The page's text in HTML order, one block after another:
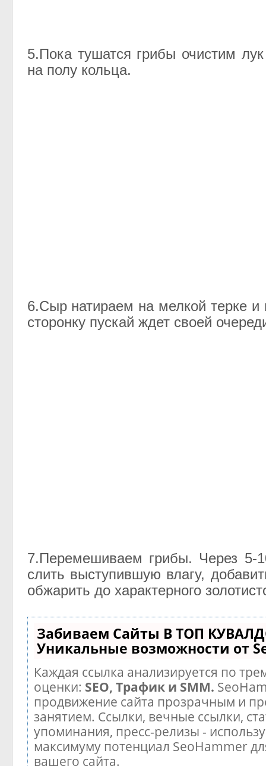
5.Пока тушатся грибы очистим
на полу кольца.
6.Сыр натираем на мелкой терке и
сторонку пускай ждет своей
7.Перемешиваем грибы. Через 5-
слить выступившую влагу,
обжарить до характерного
Забиваем Сайты В ТОП
Уникальные возможности от
Каждая ссылка анализируется по
оценки: SEO, Трафик и SMM.
продвижение сайта прозрачным и
занятием. Ссылки, вечные ссылки,
упоминания, пресс-релизы -
максимуму потенциал SeoHammer
вашего сайта.